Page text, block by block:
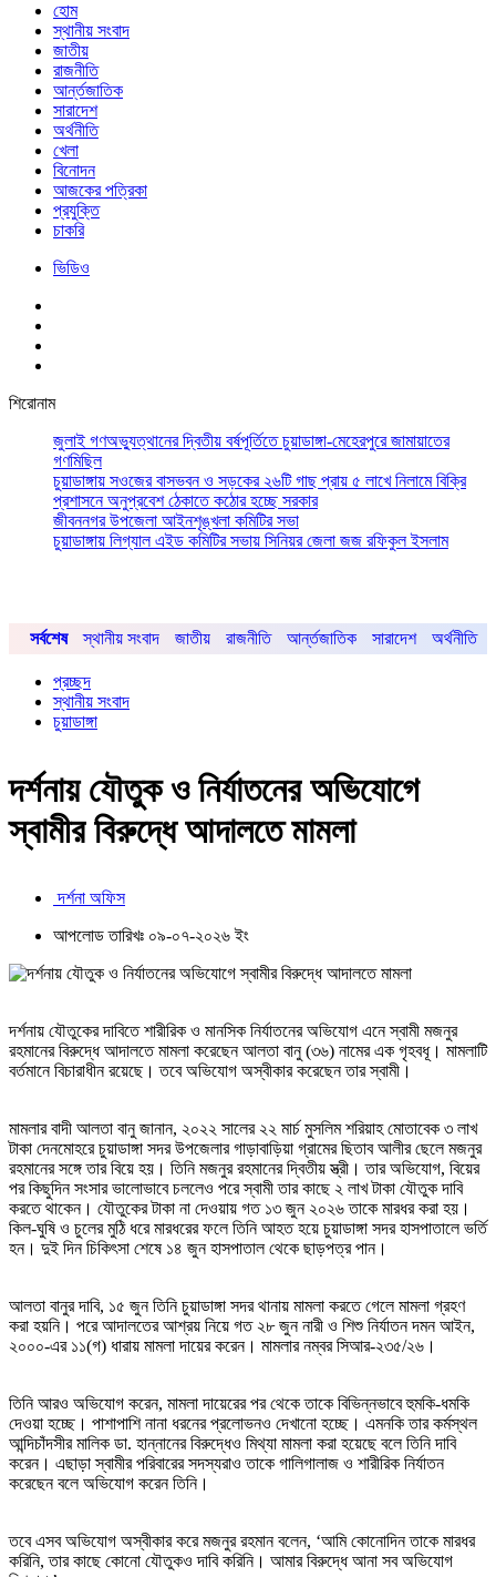
হোম
স্থানীয় সংবাদ
জাতীয়
রাজনীতি
আর্ন্তজাতিক
সারাদেশ
অর্থনীতি
খেলা
বিনোদন
আজকের পত্রিকা
প্রযুক্তি
চাকরি
ভিডিও
শিরোনাম
জুলাই গণঅভ্যুত্থানের দ্বিতীয় বর্ষপূর্তিতে চুয়াডাঙ্গা-মেহেরপুরে জামায়াতের
গণমিছিল
চুয়াডাঙ্গায় সওজের বাসভবন ও সড়কের ২৬টি গাছ প্রায় ৫ লাখে নিলামে বিক্রি
প্রশাসনে অনুপ্রবেশ ঠেকাতে কঠোর হচ্ছে সরকার
জীবননগর উপজেলা আইনশৃঙ্খলা কমিটির সভা
চুয়াডাঙ্গায় লিগ্যাল এইড কমিটির সভায় সিনিয়র জেলা জজ রফিকুল ইসলাম
সর্বশেষ স্থানীয় সংবাদ জাতীয় রাজনীতি আর্ন্তজাতিক সারাদেশ অর্থনীতি
প্রচ্ছদ
স্থানীয় সংবাদ
চুয়াডাঙ্গা
দর্শনায় যৌতুক ও নির্যাতনের অভিযোগে
স্বামীর বিরুদ্ধে আদালতে মামলা
দর্শনা অফিস
আপলোড তারিখঃ ০৯-০৭-২০২৬ ইং
দর্শনায় যৌতুকের দাবিতে শারীরিক ও মানসিক নির্যাতনের অভিযোগ এনে স্বামী মজনুর
রহমানের বিরুদ্ধে আদালতে মামলা করেছেন আলতা বানু (৩৬) নামের এক গৃহবধূ। মামলাটি
বর্তমানে বিচারাধীন রয়েছে। তবে অভিযোগ অস্বীকার করেছেন তার স্বামী।
মামলার বাদী আলতা বানু জানান, ২০২২ সালের ২২ মার্চ মুসলিম শরিয়াহ মোতাবেক ৩ লাখ
টাকা দেনমোহরে চুয়াডাঙ্গা সদর উপজেলার গাড়াবাড়িয়া গ্রামের ছিতাব আলীর ছেলে মজনুর
রহমানের সঙ্গে তার বিয়ে হয়। তিনি মজনুর রহমানের দ্বিতীয় স্ত্রী। তার অভিযোগ, বিয়ের
পর কিছুদিন সংসার ভালোভাবে চললেও পরে স্বামী তার কাছে ২ লাখ টাকা যৌতুক দাবি
করতে থাকেন। যৌতুকের টাকা না দেওয়ায় গত ১৩ জুন ২০২৬ তাকে মারধর করা হয়।
কিল-ঘুষি ও চুলের মুঠি ধরে মারধরের ফলে তিনি আহত হয়ে চুয়াডাঙ্গা সদর হাসপাতালে ভর্তি
হন। দুই দিন চিকিৎসা শেষে ১৪ জুন হাসপাতাল থেকে ছাড়পত্র পান।
আলতা বানুর দাবি, ১৫ জুন তিনি চুয়াডাঙ্গা সদর থানায় মামলা করতে গেলে মামলা গ্রহণ
করা হয়নি। পরে আদালতের আশ্রয় নিয়ে গত ২৮ জুন নারী ও শিশু নির্যাতন দমন আইন,
২০০০-এর ১১(গ) ধারায় মামলা দায়ের করেন। মামলার নম্বর সিআর-২৩৫/২৬।
তিনি আরও অভিযোগ করেন, মামলা দায়েরের পর থেকে তাকে বিভিন্নভাবে হুমকি-ধমকি
দেওয়া হচ্ছে। পাশাপাশি নানা ধরনের প্রলোভনও দেখানো হচ্ছে। এমনকি তার কর্মস্থল
আন্দিচাঁদসীর মালিক ডা. হান্নানের বিরুদ্ধেও মিথ্যা মামলা করা হয়েছে বলে তিনি দাবি
করেন। এছাড়া স্বামীর পরিবারের সদস্যরাও তাকে গালিগালাজ ও শারীরিক নির্যাতন
করেছেন বলে অভিযোগ করেন তিনি।
তবে এসব অভিযোগ অস্বীকার করে মজনুর রহমান বলেন, ‘আমি কোনোদিন তাকে মারধর
করিনি, তার কাছে কোনো যৌতুকও দাবি করিনি। আমার বিরুদ্ধে আনা সব অভিযোগ